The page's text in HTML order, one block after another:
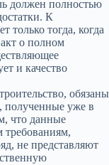
должен полностью
К
только тогда, когда
о полном
и качество
обязаны
полученные уже в
что данные
требованиям,
не представляют